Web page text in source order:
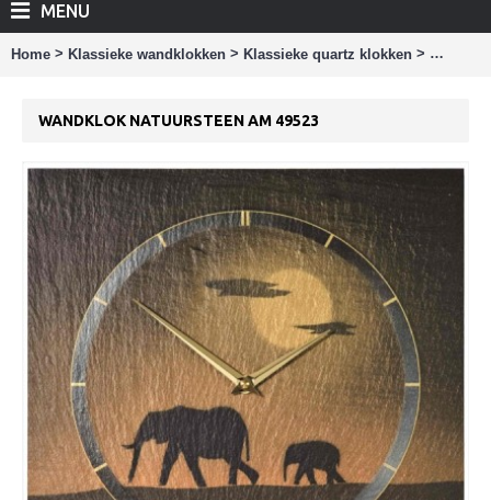
MENU
Home > Klassieke wandklokken > Klassieke quartz klokken >
WANDKLOK NATUURSTEEN AM 49523